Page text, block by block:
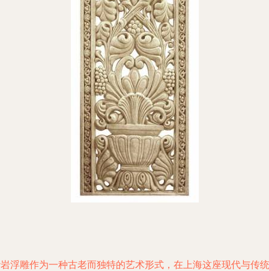
浮雕作为一种古老而独特的艺术形式，在上海这座现代与传统